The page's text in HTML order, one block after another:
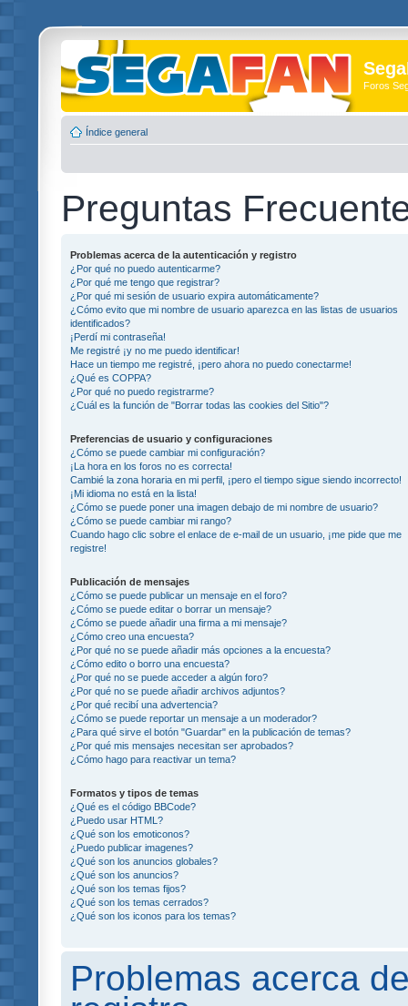
Foros
Índice general
Preguntas
Problemas acerca de la autenticación y registro
¿Por qué no puedo autenticarme?
¿Por qué me tengo que registrar?
¿Por qué mi sesión de usuario expira automáticamente?
¿Cómo evito que mi nombre de usuario aparezca en las listas de usuarios
identificados?
¡Perdí mi contraseña!
Me registré ¡y no me puedo identificar!
Hace un tiempo me registré, ¡pero ahora no puedo conectarme!
¿Qué es COPPA?
¿Por qué no puedo registrarme?
¿Cuál es la función de "Borrar todas las cookies del Sitio"?
Preferencias de usuario y configuraciones
¿Cómo se puede cambiar mi configuración?
¡La hora en los foros no es correcta!
Cambié la zona horaria en mi perfil, ¡pero el tiempo sigue siendo incorrecto!
¡Mi idioma no está en la lista!
¿Cómo se puede poner una imagen debajo de mi nombre de usuario?
¿Cómo se puede cambiar mi rango?
Cuando hago clic sobre el enlace de e-mail de un usuario, ¡me pide que me
registre!
Publicación de mensajes
¿Cómo se puede publicar un mensaje en el foro?
¿Cómo se puede editar o borrar un mensaje?
¿Cómo se puede añadir una firma a mi mensaje?
¿Cómo creo una encuesta?
¿Por qué no se puede añadir más opciones a la encuesta?
¿Cómo edito o borro una encuesta?
¿Por qué no se puede acceder a algún foro?
¿Por qué no se puede añadir archivos adjuntos?
¿Por qué recibí una advertencia?
¿Cómo se puede reportar un mensaje a un moderador?
¿Para qué sirve el botón "Guardar" en la publicación de temas?
¿Por qué mis mensajes necesitan ser aprobados?
¿Cómo hago para reactivar un tema?
Formatos y tipos de temas
¿Qué es el código BBCode?
¿Puedo usar HTML?
¿Qué son los emoticonos?
¿Puedo publicar imagenes?
¿Qué son los anuncios globales?
¿Qué son los anuncios?
¿Qué son los temas fijos?
¿Qué son los temas cerrados?
¿Qué son los iconos para los temas?
Problemas acerca